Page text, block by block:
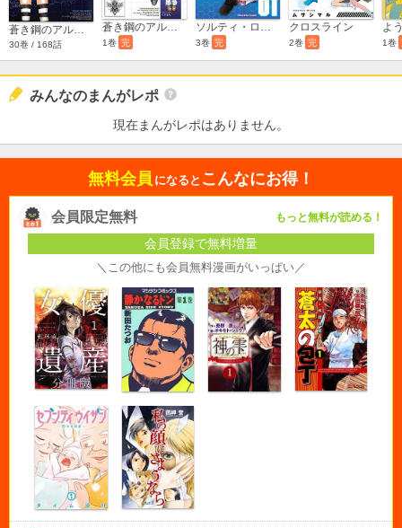
30巻 / 168話
蒼き鋼のアルペジオ OFFICIAL BOOK～戦闘詳報2059～
1巻 完 3巻 完
クロスライン
2巻 完 1巻
みんなのまんがレポ
現在まんがレポはありません。
無料会員 になると こんなにお得！
会員限定無料 もっと無料が読める！
会員登録で無料増量
＼この他にも会員無料漫画がいっぱい／